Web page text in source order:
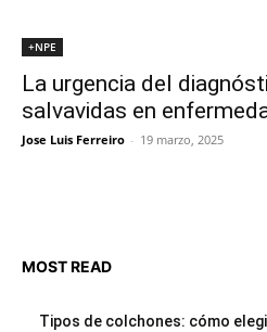
+NPE
La urgencia del
salvavidas en
Jose Luis Ferreiro - 19 marzo, 2025
MOST READ
Tipos de colchones: cómo